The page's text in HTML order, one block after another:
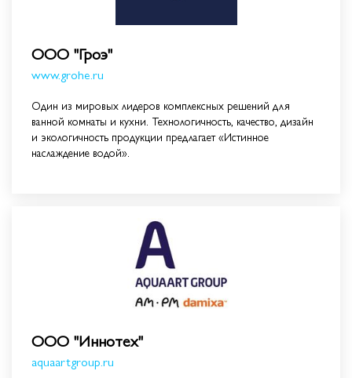
ООО "Гроэ"
www.grohe.ru
Один из мировых лидеров комплексных решений для
ванной комнаты и кухни. Технологичность, качество, дизайн
и экологичность продукции предлагает «Истинное
наслаждение водой».
ООО "Иннотех"
aquaartgroup.ru